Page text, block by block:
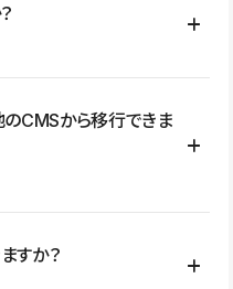
、LP、採用サイト、ブロ
・商品紹介サイト、ポートフ
CMSから移行できま
URLを整理したうえで、
す。 WordPressの場合は、
すか？